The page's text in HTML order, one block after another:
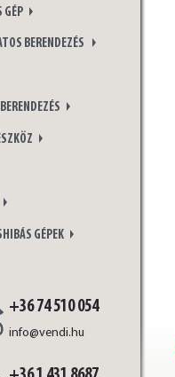
GÉP
BERENDEZÉS
GÉPEK
+36 74 510 054
info@vendi.hu